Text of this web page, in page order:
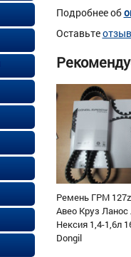
Подробнее об
Оставьте
Ремень ГРМ
Авео Круз Ланос
Нексия 1,4-1,6л
Dongil